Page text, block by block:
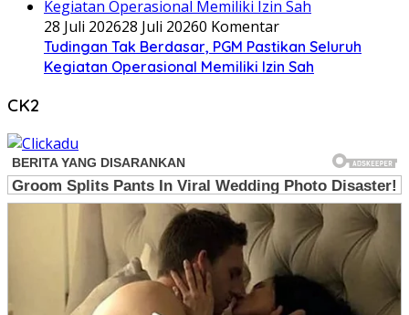
28 Juli 202628 Juli 20260 Komentar
Tudingan Tak Berdasar, PGM Pastikan Seluruh
Kegiatan Operasional Memiliki Izin Sah
CK2